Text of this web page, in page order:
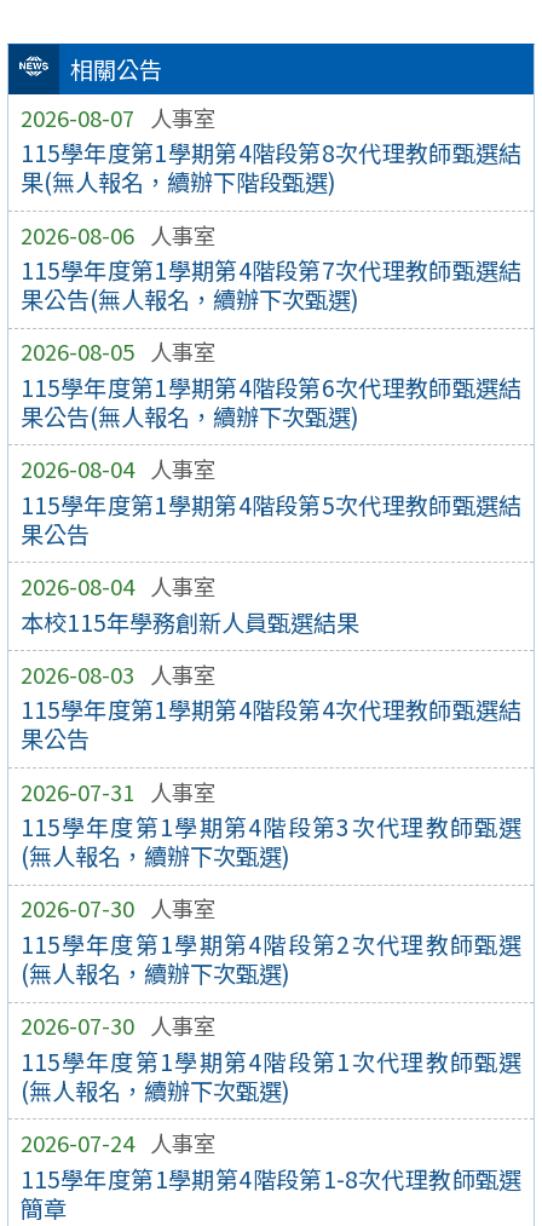
相關公告
2026-08-07 人事室
115學年度第1學期第4階段第8次代理教師甄選結
果(無人報名，續辦下階段甄選)
2026-08-06 人事室
115學年度第1學期第4階段第7次代理教師甄選結
果公告(無人報名，續辦下次甄選)
2026-08-05 人事室
115學年度第1學期第4階段第6次代理教師甄選結
果公告(無人報名，續辦下次甄選)
2026-08-04 人事室
115學年度第1學期第4階段第5次代理教師甄選結
果公告
2026-08-04 人事室
本校115年學務創新人員甄選結果
2026-08-03 人事室
115學年度第1學期第4階段第4次代理教師甄選結
果公告
2026-07-31 人事室
115學年度第1學期第4階段第3次代理教師甄選
(無人報名，續辦下次甄選)
2026-07-30 人事室
115學年度第1學期第4階段第2次代理教師甄選
(無人報名，續辦下次甄選)
2026-07-30 人事室
115學年度第1學期第4階段第1次代理教師甄選
(無人報名，續辦下次甄選)
2026-07-24 人事室
115學年度第1學期第4階段第1-8次代理教師甄選
簡章